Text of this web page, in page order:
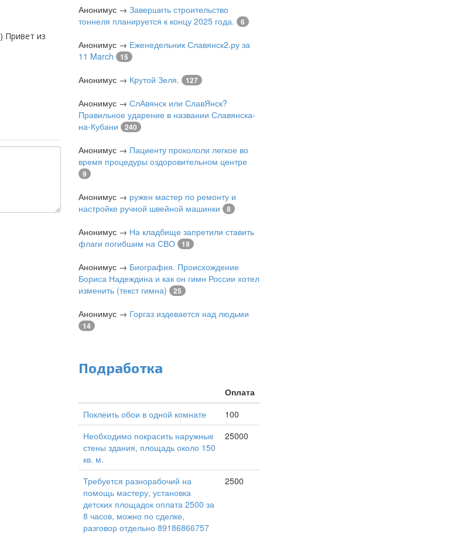
Анонимус → Завершить строительство
тоннеля планируется к концу 2025 года.
6
Анонимус → Еженедельник Славянск2.ру за
11 March
15
Анонимус → Крутой Зеля. 127
Анонимус → СлАвянск или СлавЯнск?
Правильное ударение в названии Славянска-
на-Кубани
240
Анонимус → Пациенту прокололи легкое во
время процедуры оздоровительном центре
9
Анонимус → ружен мастер по ремонту и
настройке ручной швейной машинки
8
Анонимус → На кладбище запретили ставить
флаги погибшим на СВО
19
Анонимус → Биография. Происхождение
Бориса Надеждина и как он гимн России хотел
изменить (текст гимна)
25
Анонимус → Горгаз издевается над людьми
14
Подработка
Оплата
Поклеить обои в одной комнате
100
Необходимо покрасить наружные
стены здания, площадь около 150
кв. м.
25000
Требуется разнорабочий на
помощь мастеру, установка
детских площадок оплата 2500 за
8 часов, можно по сделке,
разговор отдельно 89186866757
2500